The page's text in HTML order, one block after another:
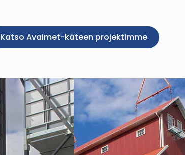
Katso Avaimet-käteen projektimme